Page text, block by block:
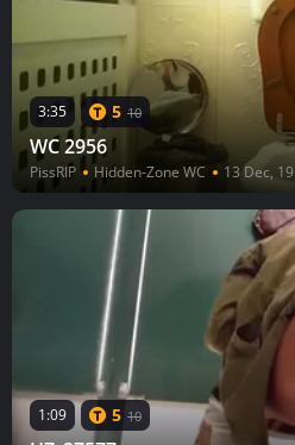
3:35 5 10
WC 2956
PissRIP Hidden-Zone WC 13 Dec, 19
1:09 5 10